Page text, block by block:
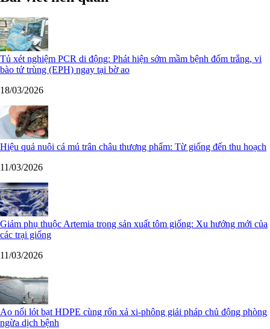
Tủ xét nghiệm PCR di động: Phát hiện sớm mầm bệnh đốm trắng, vi
bào tử trùng (EPH) ngay tại bờ ao
18/03/2026
Hiệu quả nuôi cá mú trân châu thương phẩm: Từ giống đến thu hoạch
11/03/2026
Giảm phụ thuộc Artemia trong sản xuất tôm giống: Xu hướng mới của
các trại giống
11/03/2026
Ao nổi lót bạt HDPE cùng rốn xả xi-phông giải pháp chủ động phòng
ngừa dịch bệnh